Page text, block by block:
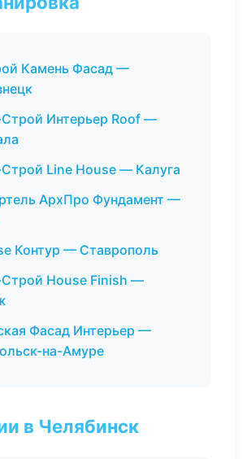
Камень Фасад —
Интерьер Roof —
Line House — Калуга
АрхПро Фундамент —
Контур — Ставрополь
House Finish —
Фасад Интерьер —
на-Амуре
в Челябинск